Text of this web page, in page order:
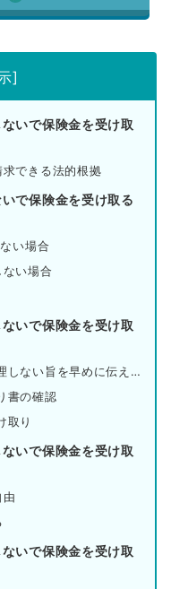
]
いで保険金を受け取
できる法的根拠
で保険金を受け取る
い場合
い場合
いで保険金を受け取
い旨を早めに伝える）
書の確認
取り
いで保険金を受け取
いで保険金を受け取